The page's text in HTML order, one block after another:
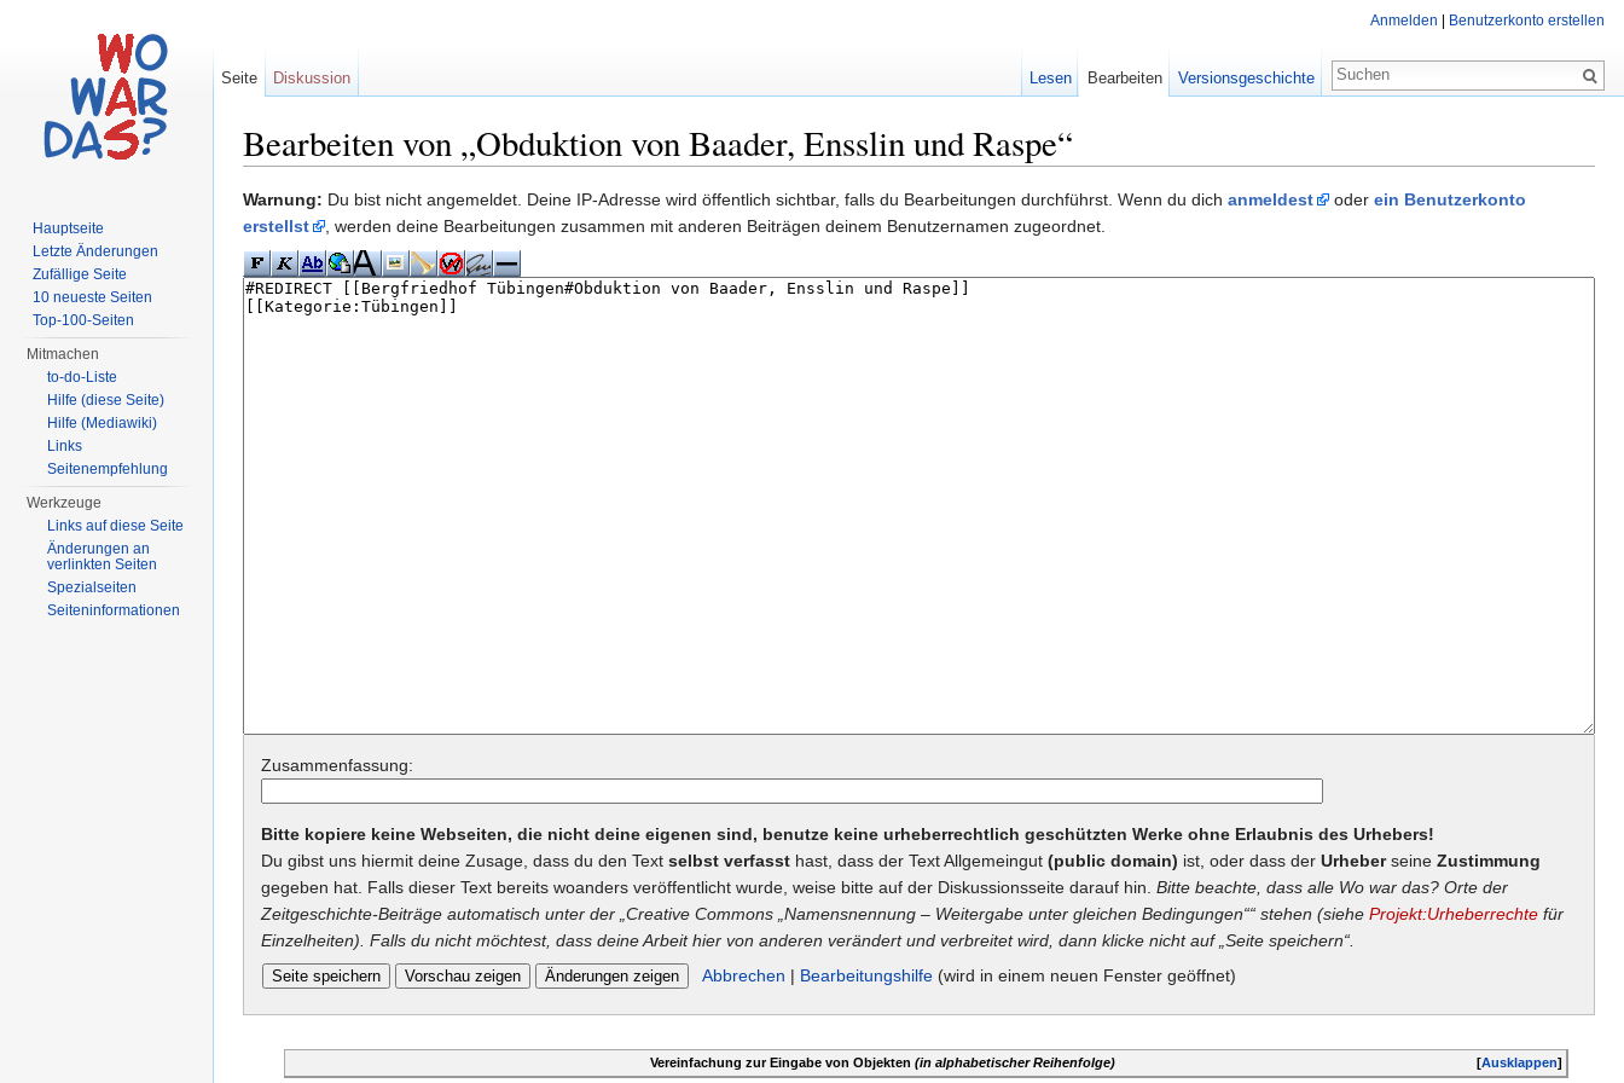
Bearbeiten von „Obduktion von Baader, Ensslin und Raspe“
Warnung: Du bist nicht angemeldet. Deine IP-Adresse wird öffentlich sichtbar, falls du Bearbeitungen durchführst. Wenn du dich anmeldest oder ein Benutzerkonto
erstellst
, werden deine Bearbeitungen zusammen mit anderen Beiträgen deinem Benutzernamen zugeordnet.
Zusammenfassung:
Bitte kopiere keine Webseiten, die nicht deine eigenen sind, benutze keine urheberrechtlich geschützten Werke ohne Erlaubnis des Urhebers!
Du gibst uns hiermit deine Zusage, dass du den Text selbst verfasst hast, dass der Text Allgemeingut (public domain) ist, oder dass der Urheberseine Zustimmung
gegeben hat. Falls dieser Text bereits woanders veröffentlicht wurde, weise bitte auf der Diskussionsseite darauf hin. Bitte beachte, dass alle Wo war das? Orte der
Zeitgeschichte-Beiträge automatisch unter der „Creative Commons „Namensnennung – Weitergabe unter gleichen Bedingungen““ stehen (siehe Projekt:Urheberrechte für
Einzelheiten). Falls du nicht möchtest, dass deine Arbeit hier von anderen verändert und verbreitet wird, dann klicke nicht auf „Seite speichern“.
Abbrechen | Bearbeitungshilfe (wird in einem neuen Fenster geöffnet)
[Ausklappen]
Vereinfachung zur Eingabe von Objekten (in alphabetischer Reihenfolge)
Anmelden Benutzerkonto erstellen
Seite Diskussion Lesen Bearbeiten Versionsgeschichte
Hauptseite
Letzte Änderungen
Zufällige Seite
10 neueste Seiten
Top-100-Seiten
Mitmachen
to-do-Liste
Hilfe (diese Seite)
Hilfe (Mediawiki)
Links
Seitenempfehlung
Werkzeuge
Links auf diese Seite
Änderungen an
verlinkten Seiten
Spezialseiten
Seiteninformationen